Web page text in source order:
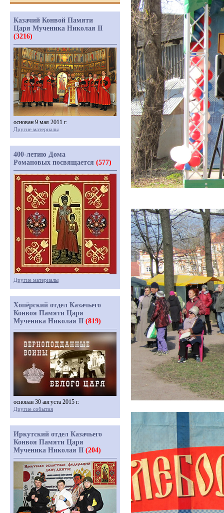
Казачий Конвой Памяти
Царя Мученика Николая II
(3216)
основан 9 мая 2011 г.
Другие материалы
400-летию Дома
Романовых посвящается (577)
Другие материалы
Хопёрский отдел Казачьего
Конвоя Памяти Царя
Мученика Николая II (819)
основан 30 августа 2015 г.
Другие события
Иркутский отдел Казачьего
Конвоя Памяти Царя
Мученика Николая II (204)